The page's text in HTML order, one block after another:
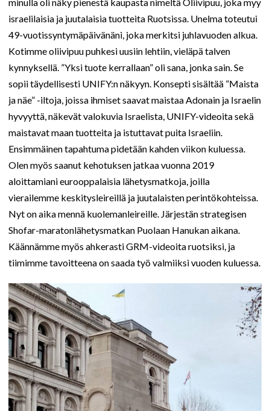
israelilaisia ja juutalaisia tuotteita Ruotsissa. Unelma toteutui
49-vuotissyntymäpäivänäni, joka merkitsi juhlavuoden alkua.
Kotimme oliivipuu puhkesi uusiin lehtiin, vieläpä talven
kynnyksellä. ”Yksi tuote kerrallaan” oli sana, jonka sain. Se
sopii täydellisesti UNIFY:n näkyyn. Konsepti sisältää ”Maista
ja näe” -iltoja, joissa ihmiset saavat maistaa Adonain ja Israelin
hyvyyttä, näkevät valokuvia Israelista, UNIFY-videoita sekä
maistavat maan tuotteita ja istuttavat puita Israeliin.
Ensimmäinen tapahtuma pidetään kahden viikon kuluessa.
Olen myös saanut kehotuksen jatkaa vuonna 2019
aloittamiani eurooppalaisia lähetysmatkoja, joilla
vierailemme keskitysleireillä ja juutalaisten perintökohteissa.
Nyt on aika mennä kuolemanleireille. Järjestän strategisen
Shofar-maratonlähetysmatkan Puolaan Hanukan aikana.
Käännämme myös ahkerasti GRM-videoita ruotsiksi, ja
tiimimme tavoitteena on saada työ valmiiksi vuoden kuluessa.